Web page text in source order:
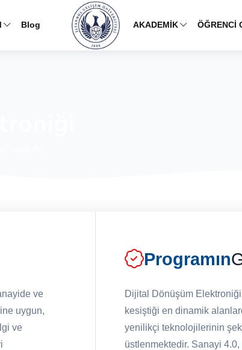
Blog AKADEMİK ÖĞRENCİ
ve
uygun,
ve
Programın
Dijital Dönüşüm
kesiştiği en dinamik
yenilikçi teknolojilerinin
üstlenmektedir. Sanayi